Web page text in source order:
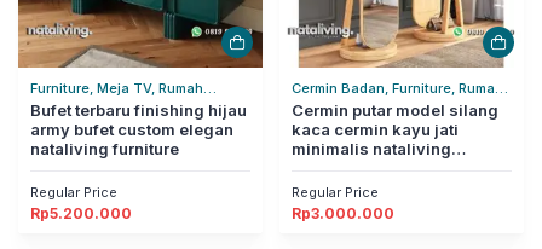
Furniture, Meja TV, Rumah
Tangga
Bufet terbaru finishing hijau
army bufet custom elegan
nataliving furniture
Regular Price
Rp5.200.000
Cermin Badan, Furniture, Rumah
Tangga
Cermin putar model silang
kaca cermin kayu jati
minimalis nataliving
Regular Price
Rp3.000.000